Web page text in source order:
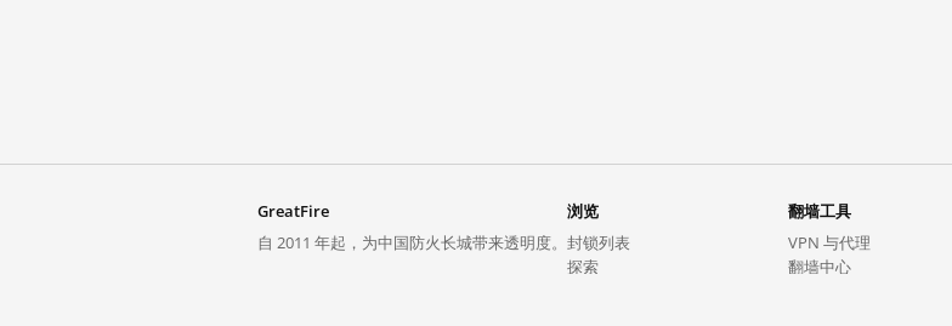
GreatFire
自 2011 年起，为中国防火长城带来透明度。
浏览
封锁列表
探索
翻墙工具
VPN 与代理
翻墙中心